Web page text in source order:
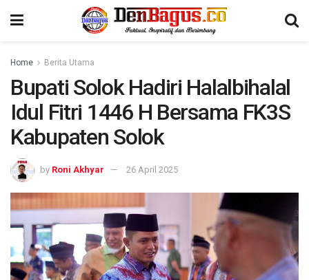
Home Berita Utama
Bupati Solok Hadiri Halalbihalal
Idul Fitri 1446 H Bersama FK3S
Kabupaten Solok
by Roni Akhyar 26 April 2025